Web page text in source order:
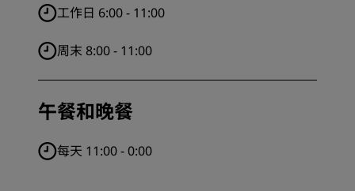
工作日 6:00 - 11:00
周末 8:00 - 11:00
午餐和晚餐
每天 11:00 - 0:00